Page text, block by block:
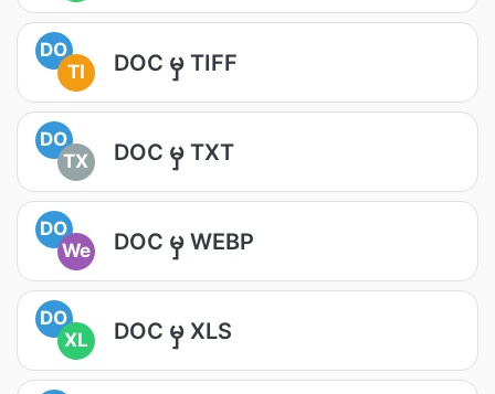
DO
TI
DOC မှ TIFF
DO
TX
DOC မှ TXT
DO
We
DOC မှ WEBP
DO
XL
DOC မှ XLS